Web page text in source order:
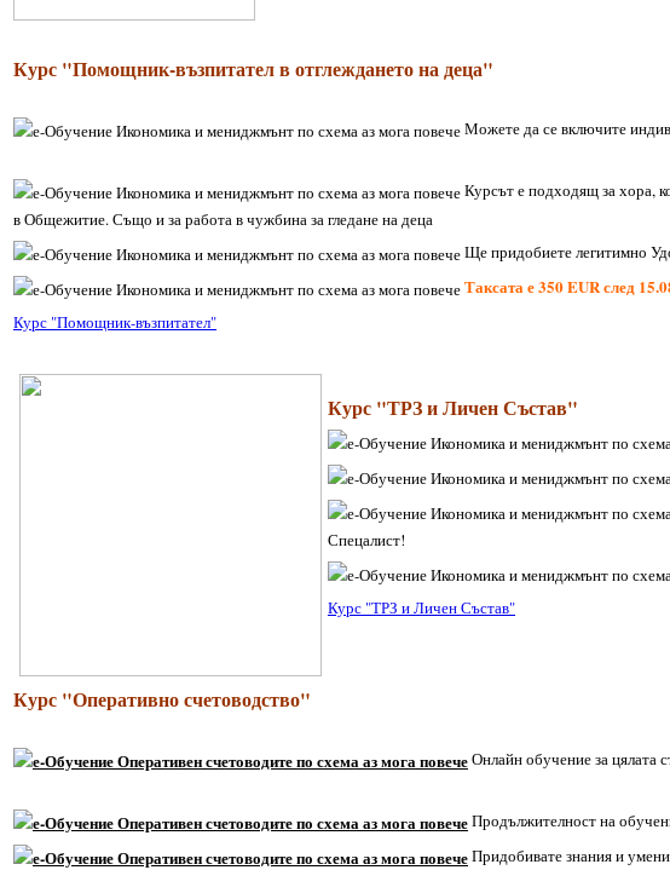
Курс "Помощник-възпитател в отглеждането на деца"
Можете да се включите
Курсът е подходящ за хора,
в Общежитие. Също и за работа в чужбина за гледане на деца
Ще придобиете легитимно
Таксата е 350 EUR след
Курс "Помощник-възпитател"
Курс "ТРЗ и Личен Състав"
Спецалист!
Курс "ТРЗ и Личен Състав"
Курс "Оперативно счетоводство"
Онлайн обучение за цялата
Продължителност на
Придобивате знания и